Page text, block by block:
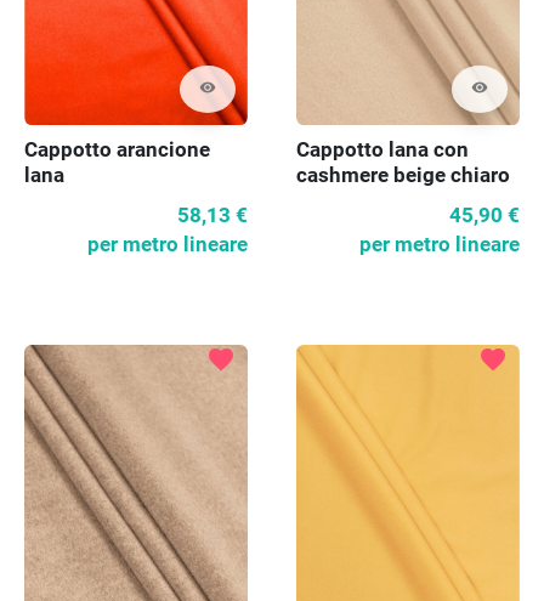
visibility
Cappotto arancione
lana
58,13 €
per metro lineare
visibility
Cappotto lana con
cashmere beige chiaro
45,90 €
per metro lineare
favorite favorite